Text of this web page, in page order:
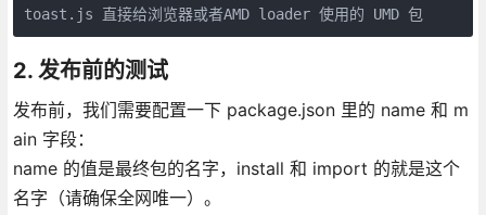
toast.js 直接给浏览器或者AMD loader 使用的 UMD 包
2. 发布前的测试
发布前，我们需要配置一下 package.json 里的 name 和 m
ain 字段：
name 的值是最终包的名字，install 和 import 的就是这个
名字（请确保全网唯一）。